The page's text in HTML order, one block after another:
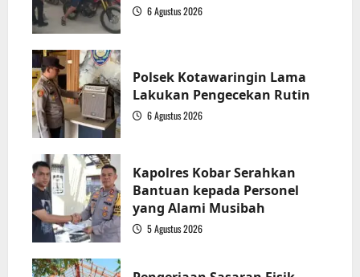
6 Agustus 2026
Polsek Kotawaringin Lama
Lakukan Pengecekan Rutin
6 Agustus 2026
Kapolres Kobar Serahkan
Bantuan kepada Personel
yang Alami Musibah
5 Agustus 2026